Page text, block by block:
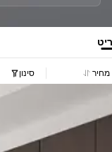
מחיר סינון